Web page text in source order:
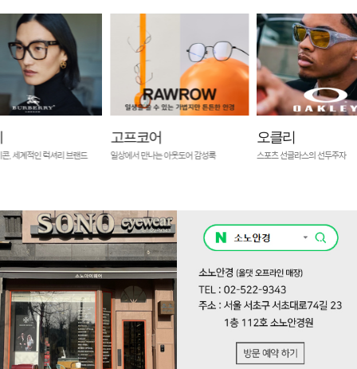
콘, 세계적인 럭셔리 브랜드
고프코어
일상에서 만나는 아웃도어 감성룩
오클리
스포츠 선글라스의 선두주자